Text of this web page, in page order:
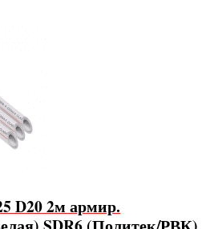
D20 2м армир.